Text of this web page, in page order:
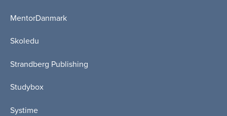
MentorDanmark
Skoledu
Strandberg Publishing
Studybox
Systime